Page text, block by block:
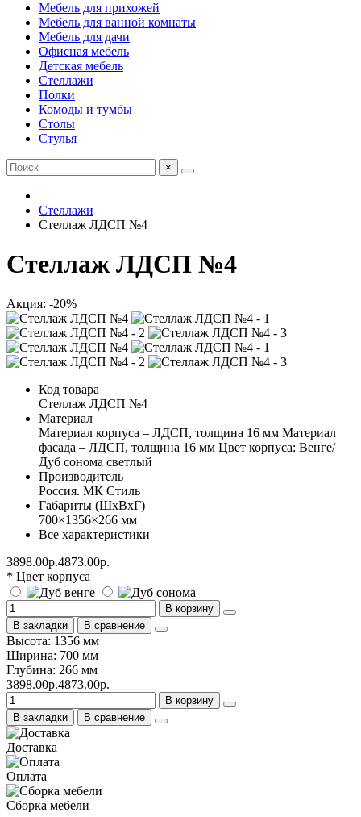
Мебель для прихожей
Мебель для ванной комнаты
Мебель для дачи
Офисная мебель
Детская мебель
Стеллажи
Полки
Комоды и тумбы
Столы
Стулья
×
Стеллажи
Стеллаж ЛДСП №4
Стеллаж ЛДСП №4
Акция: -20%
Код товара
Стеллаж ЛДСП №4
Материал
Материал корпуса – ЛДСП, толщина 16 мм Материал
фасада – ЛДСП, толщина 16 мм Цвет корпуса: Венге/
Дуб сонома светлый
Производитель
Россия. МК Стиль
Габариты (ШхВхГ)
700×1356×266 мм
Все характеристики
3898.00р.4873.00р.
* Цвет корпуса
В корзину
В закладки
В сравнение
Высота: 1356 мм
Ширина: 700 мм
Глубина: 266 мм
3898.00р.4873.00р.
В корзину
В закладки
В сравнение
Доставка
Оплата
Сборка мебели